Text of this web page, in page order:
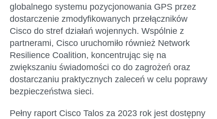
globalnego systemu pozycjonowania GPS przez
dostarczenie zmodyfikowanych przełączników
Cisco do stref działań wojennych. Wspólnie z
partnerami, Cisco uruchomiło również Network
Resilience Coalition, koncentrując się na
zwiększaniu świadomości co do zagrożeń oraz
dostarczaniu praktycznych zaleceń w celu poprawy
bezpieczeństwa sieci.
Pełny raport Cisco Talos za 2023 rok jest dostępny